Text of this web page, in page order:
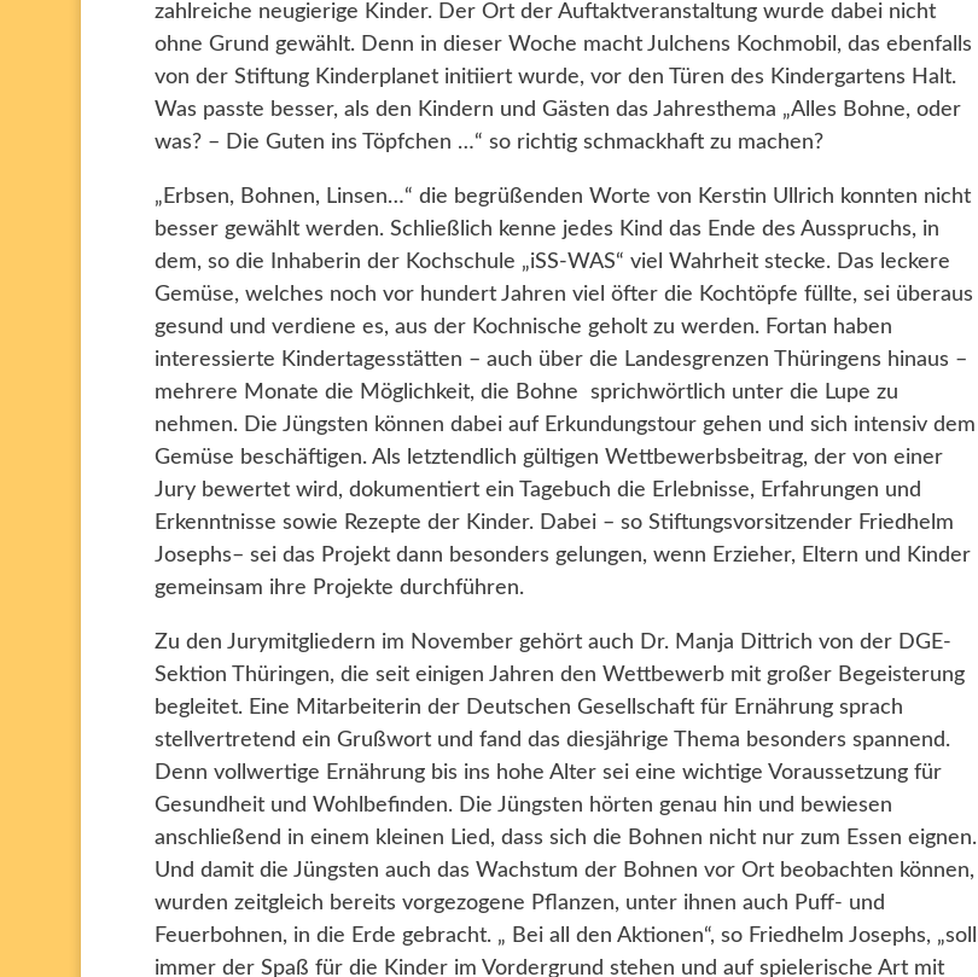
zahlreiche neugierige Kinder. Der Ort der Auftaktveranstaltung wurde dabei nicht
ohne Grund gewählt. Denn in dieser Woche macht Julchens Kochmobil, das ebenfalls
von der Stiftung Kinderplanet initiiert wurde, vor den Türen des Kindergartens Halt.
Was passte besser, als den Kindern und Gästen das Jahresthema „Alles Bohne, oder
was? – Die Guten ins Töpfchen …“ so richtig schmackhaft zu machen?
„Erbsen, Bohnen, Linsen…“ die begrüßenden Worte von Kerstin Ullrich konnten nicht
besser gewählt werden. Schließlich kenne jedes Kind das Ende des Ausspruchs, in
dem, so die Inhaberin der Kochschule „iSS-WAS“ viel Wahrheit stecke. Das leckere
Gemüse, welches noch vor hundert Jahren viel öfter die Kochtöpfe füllte, sei überaus
gesund und verdiene es, aus der Kochnische geholt zu werden. Fortan haben
interessierte Kindertagesstätten – auch über die Landesgrenzen Thüringens hinaus –
mehrere Monate die Möglichkeit, die Bohne sprichwörtlich unter die Lupe zu
nehmen. Die Jüngsten können dabei auf Erkundungstour gehen und sich intensiv dem
Gemüse beschäftigen. Als letztendlich gültigen Wettbewerbsbeitrag, der von einer
Jury bewertet wird, dokumentiert ein Tagebuch die Erlebnisse, Erfahrungen und
Erkenntnisse sowie Rezepte der Kinder. Dabei – so Stiftungsvorsitzender Friedhelm
Josephs– sei das Projekt dann besonders gelungen, wenn Erzieher, Eltern und Kinder
gemeinsam ihre Projekte durchführen.
Zu den Jurymitgliedern im November gehört auch Dr. Manja Dittrich von der DGE-
Sektion Thüringen, die seit einigen Jahren den Wettbewerb mit großer Begeisterung
begleitet. Eine Mitarbeiterin der Deutschen Gesellschaft für Ernährung sprach
stellvertretend ein Grußwort und fand das diesjährige Thema besonders spannend.
Denn vollwertige Ernährung bis ins hohe Alter sei eine wichtige Voraussetzung für
Gesundheit und Wohlbefinden. Die Jüngsten hörten genau hin und bewiesen
anschließend in einem kleinen Lied, dass sich die Bohnen nicht nur zum Essen eignen.
Und damit die Jüngsten auch das Wachstum der Bohnen vor Ort beobachten können,
wurden zeitgleich bereits vorgezogene Pflanzen, unter ihnen auch Puff- und
Feuerbohnen, in die Erde gebracht. „ Bei all den Aktionen“, so Friedhelm Josephs, „soll
immer der Spaß für die Kinder im Vordergrund stehen und auf spielerische Art mit